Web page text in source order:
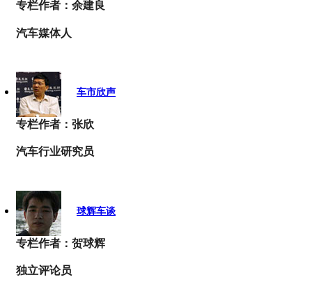
专栏作者：余建良
汽车媒体人
车市欣声
专栏作者：张欣
汽车行业研究员
球辉车谈
专栏作者：贺球辉
独立评论员